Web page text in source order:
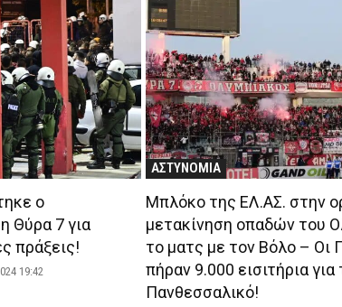
ο
Θύρα 7 για
πράξεις!
19:42
ΑΣΤΥΝΟΜΙΑ
Μπλόκο της ΕΛ.ΑΣ. στην
μετακίνηση οπαδών του
το ματς με τον Βόλο – Οι
πήραν 9.000 εισιτήρια για
Πανθεσσαλικό!